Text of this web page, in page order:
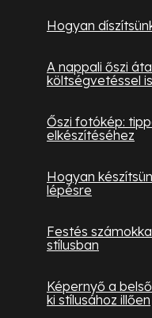
Hogyan
A nappali őszi
költségvetéssel
Őszi fotókép:
elkészítéséhez
Hogyan
lépésre
Festés
stílusban
Képernyő a
ki stílusához illően